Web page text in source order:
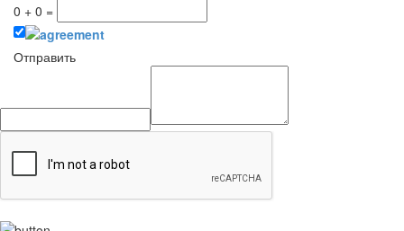
0 + 0 =
Отправить